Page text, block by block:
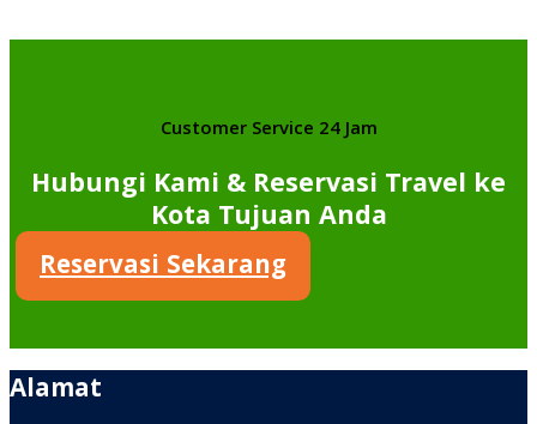
Customer Service 24 Jam
Hubungi Kami & Reservasi Travel ke
Kota Tujuan Anda
Reservasi Sekarang
Alamat